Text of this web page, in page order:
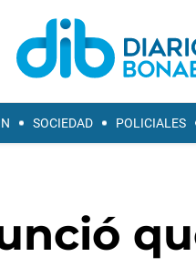
SOCIEDAD POLICIALES